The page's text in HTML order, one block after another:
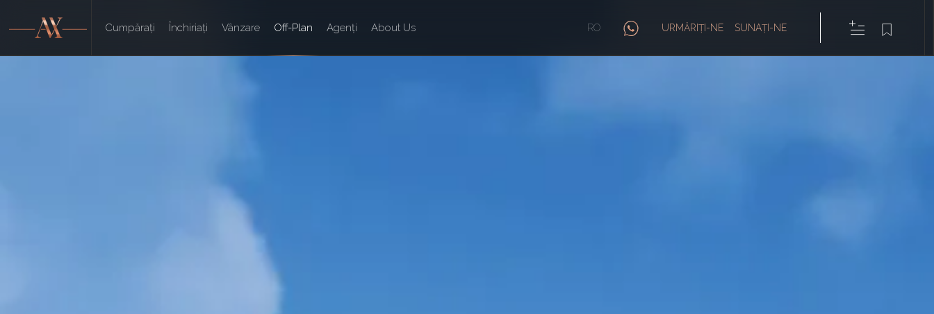
Cumpărați Închiriați Vânzare Off-Plan Agenți About Us RO URMĂRIȚI-NE SUNAȚI-NE